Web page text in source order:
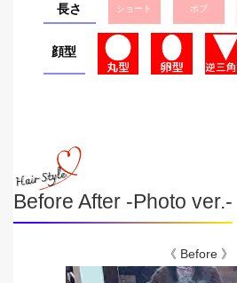
長さ ショート ボブ
顔型
Before After -Photo ver.-
《 Before 》